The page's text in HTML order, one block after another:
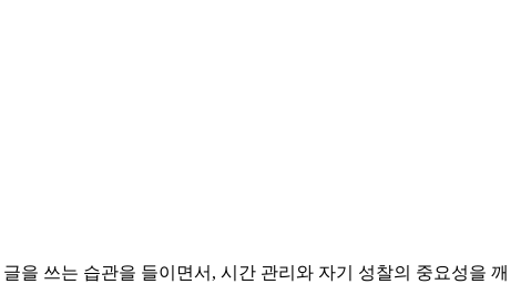
을 쓰는 습관을 들이면서, 시간 관리와 자기 성찰의 중요성을 깨